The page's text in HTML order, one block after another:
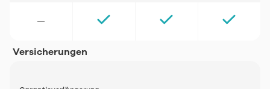
Versicherungen